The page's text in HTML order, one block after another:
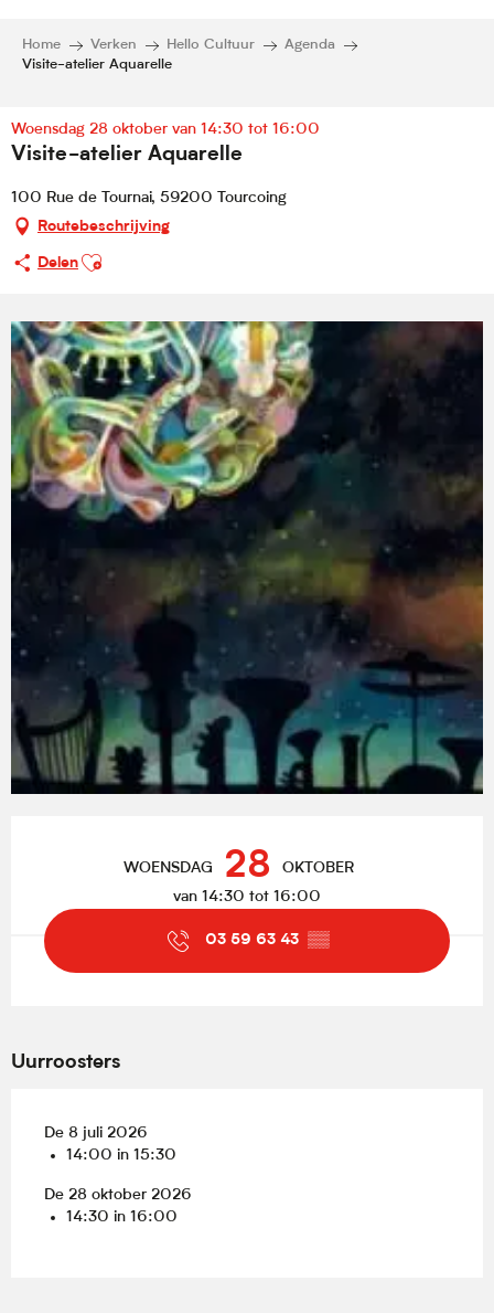
Home Verken Hello Cultuur
Agenda
Visite-atelier Aquarelle
Woensdag 28 oktober van 14:30 tot 16:00
Visite-atelier Aquarelle
100 Rue de Tournai, 59200 Tourcoing
Routebeschrijving
Delen
Ajouter aux favoris
WOENSDAG 28 OKTOBER
van 14:30 tot 16:00
03 59 63 43 ▒▒
Uurroosters
De 8 juli 2026
14:00 in 15:30
De 28 oktober 2026
14:30 in 16:00